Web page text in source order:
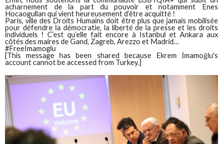
acharnement de la part du pouvoir et notamment Enes
Hocaogullan qui vient heureusement d’être acquitté !
Paris, ville des Droits Humains doit être plus que jamais mobilisée
pour défendre la démocratie, la liberté de la presse et les droits
individuels ! C’est qu’elle fait encore à Istanbul et Ankara aux
côtés des maires de Gand, Zagreb, Arezzo et Madrid…
#FreeImamoglu
[This message has been shared because Ekrem İmamoğlu's
account cannot be accessed from Turkey.]